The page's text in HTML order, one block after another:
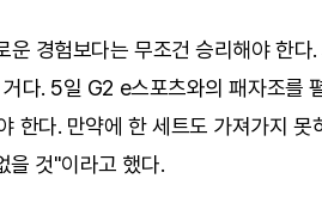
경험보다는 무조건 승리해야 한다.
다. 5일 G2 e스포츠와의 패자조를
한다. 만약에 한 세트도 가져가지 못
을 것"이라고 했다.